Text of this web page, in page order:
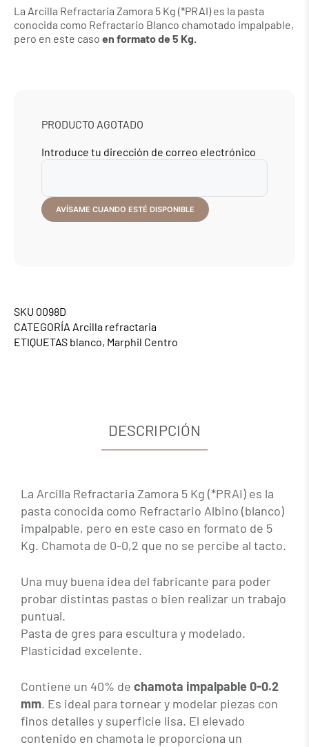
La Arcilla Refractaria Zamora 5 Kg (*PRAI) es la pasta
conocida como Refractario Blanco chamotado impalpable,
pero en este caso en formato de 5 Kg.
PRODUCTO AGOTADO
Introduce tu dirección de correo electrónico
SKU 0098D
CATEGORÍA Arcilla refractaria
ETIQUETAS blanco, Marphil Centro
DESCRIPCIÓN
La Arcilla Refractaria Zamora 5 Kg (*PRAI) es la
pasta conocida como Refractario Albino (blanco)
impalpable, pero en este caso en formato de 5
Kg. Chamota de 0-0,2 que no se percibe al tacto.
Una muy buena idea del fabricante para poder
probar distintas pastas o bien realizar un trabajo
puntual.
Pasta de gres para escultura y modelado.
Plasticidad excelente.
Contiene un 40% de chamota impalpable 0-0.2
mm. Es ideal para tornear y modelar piezas con
finos detalles y superficie lisa. El elevado
contenido en chamota le proporciona un